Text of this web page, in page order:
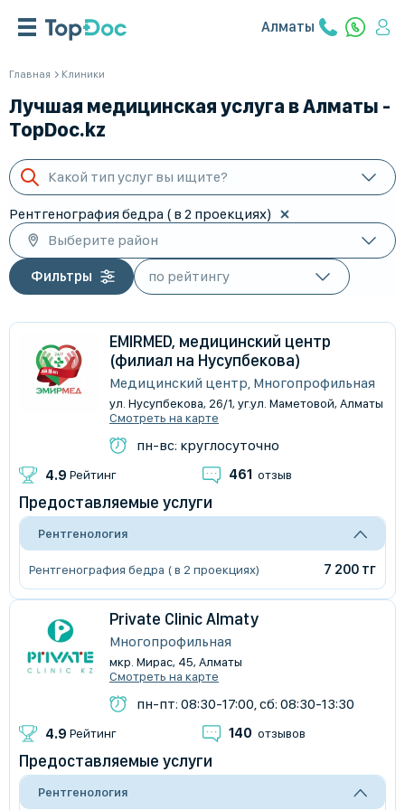
Алматы
Главная Клиники
Лучшая медицинская услуга в Алматы -
TopDoc.kz
Какой тип услуг вы ищите?
Рентгенография бедра ( в 2 проекциях)
Выберите район
Фильтры
EMIRMED, медицинский центр
(филиал на Нусупбекова)
Медицинский центр, Многопрофильная
ул. Нусупбекова, 26/1, уг.ул. Маметовой, Алматы
Смотреть на карте
пн-вс: круглосуточно
4.9 Рейтинг 461 отзыв
Предоставляемые услуги
Рентгенология
Рентгенография бедра ( в 2 проекциях) 7 200 тг
Private Clinic Almaty
Многопрофильная
мкр. Мирас, 45, Алматы
Смотреть на карте
пн-пт: 08:30-17:00, сб: 08:30-13:30
4.9 Рейтинг 140 отзывов
Предоставляемые услуги
Рентгенология